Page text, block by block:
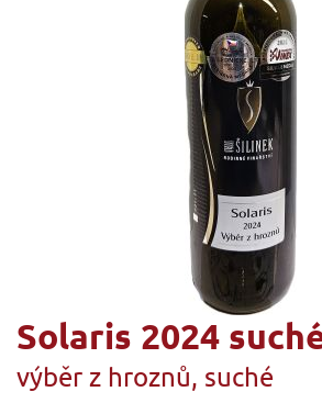
Solaris 2024
výběr z hroznů, suché